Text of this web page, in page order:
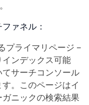
ァネル：
プライマリページ –
ンデックス可能
サーチコンソール
。このページはイ
ニックの検索結果